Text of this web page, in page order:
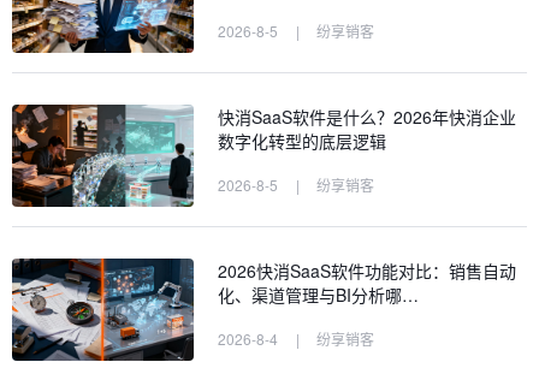
2026-8-5 | 纷享销客
快消SaaS软件是什么？2026年快消企业
数字化转型的底层逻辑
2026-8-5 | 纷享销客
2026快消SaaS软件功能对比：销售自动
化、渠道管理与BI分析哪…
2026-8-4 | 纷享销客